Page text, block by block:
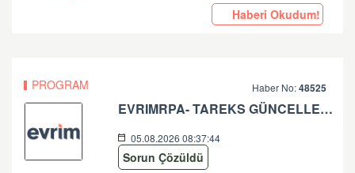
Haberi Okudum!
PROGRAM Haber No:48525
EVRIMRPA- TAREKS GÜNCELLEMESI HAKKINDA (V: 11.50.2.6 BU VERSIYONDA EVRIMRPA- TAREKS MODULÜNDE GÜNCELLEME YAPILMIŞTIR. )
05.08.2026 08:37:44
Sorun Çözüldü